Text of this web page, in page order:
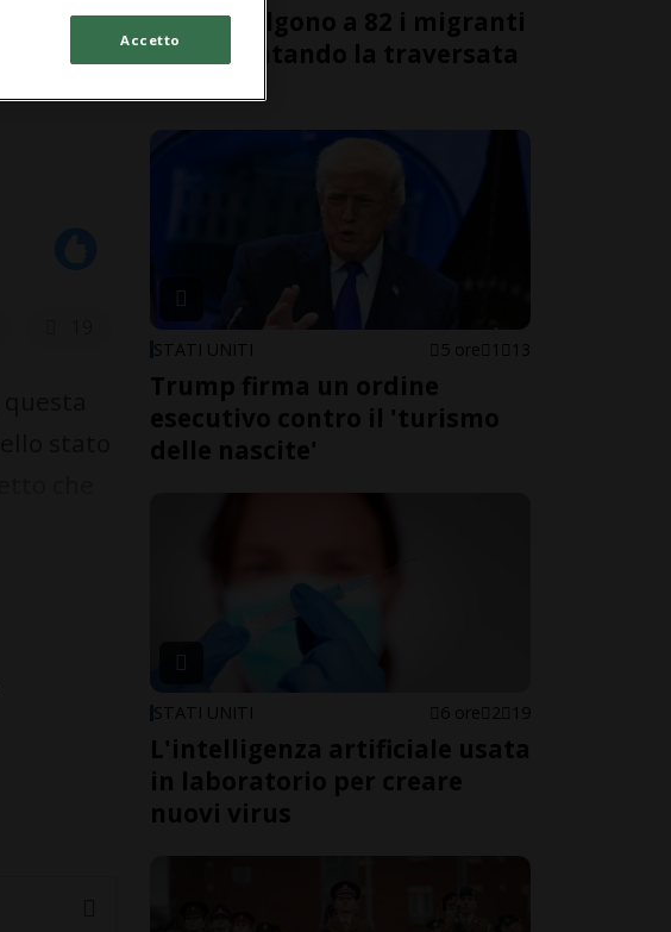
Ceuta, salgono a 82 i migranti
morti tentando la traversata
STATI UNITI 5 ore 1 13
Trump firma un ordine
esecutivo contro il 'turismo
delle nascite'
STATI UNITI 6 ore 2 19
L'intelligenza artificiale usata
in laboratorio per creare
nuovi virus
Accetto